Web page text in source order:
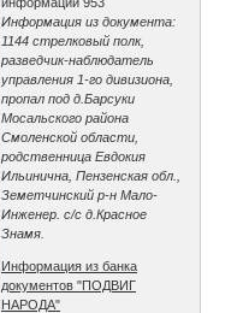
Информация из документа:
1144 стрелковый полк,
разведчик-наблюдатель
управления 1-го дивизиона,
пропал под д.Барсуки
Мосальского района
Смоленской области,
родственница Евдокия
Ильинична, Пензенская обл.,
Земетчинский р-н Мало-
Инженер. с/с д.Красное
Знамя.
Информация из банка
документов "ПОДВИГ
НАРОДА"